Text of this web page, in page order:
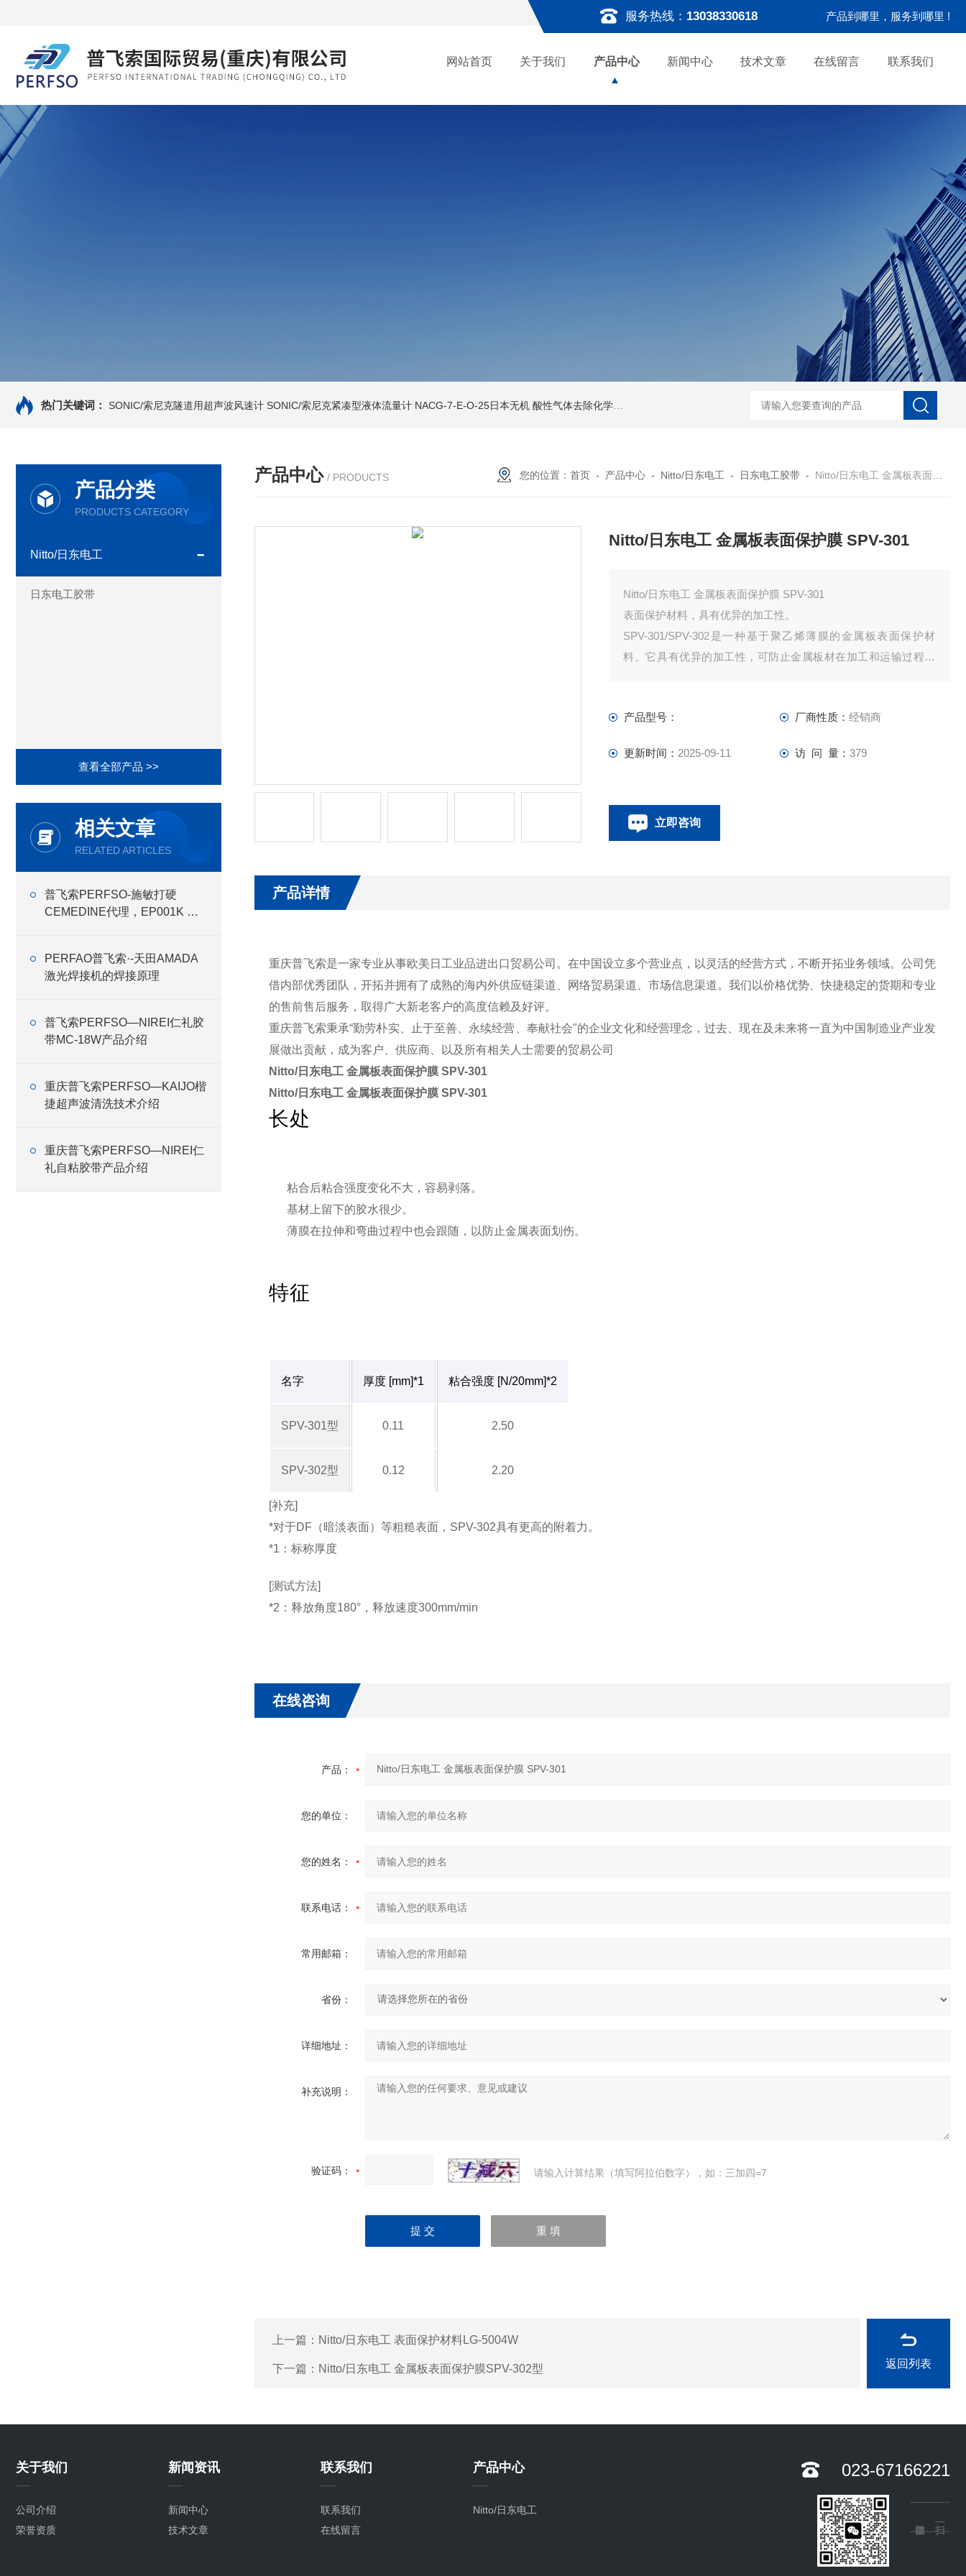
服务热线： 13038330618 产品到哪里，服务到哪里 !
网站首页 关于我们 产品中心 新闻中心 技术文章 在线留言 联系我们
热门关键词： SONIC/索尼克隧道用超声波风速计 SONIC/索尼克紧凑型液体流量计 NACG-7-E-O-25日本无机 酸性气体去除化学滤芯 NECS-7-E-B-25日本无机 酸性气体去除化学滤芯 NECS-7-E-A-25日本无
产品分类
PRODUCTS CATEGORY
Nitto/日东电工
日东电工胶带
查看全部产品 >>
相关文章
RELATED ARTICLES
普飞索PERFSO-施敏打硬
CEMEDINE代理，EP001K 胶
PERFAO普飞索·-天田AMADA
激光焊接机的焊接原理
普飞索PERFSO—NIREI仁礼胶
带MC-18W产品介绍
重庆普飞索PERFSO—KAIJO楷
捷超声波清洗技术介绍
重庆普飞索PERFSO—NIREI仁
礼自粘胶带产品介绍
产品中心 / PRODUCTS 您的位置：首页 - 产品中心 - Nitto/日东电工 - 日东电工胶带 - Nitto/日东电工 金属板表面保护膜 SPV-301
Nitto/日东电工 金属板表面保护膜 SPV-301
Nitto/日东电工 金属板表面保护膜 SPV-301
表面保护材料，具有优异的加工性。
SPV-301/SPV-302是一种基于聚乙烯薄膜的金属板表面保护材
料。它具有优异的加工性，可防止金属板材在加工和运输过程中
产品型号： 厂商性质： 经销商
更新时间： 2025-09-11 访 问 量： 379
立即咨询
产品详情
重庆普飞索是一家专业从事欧美日工业品进出口贸易公司。在中国设立多个营业点，以灵活的经营方式，不断开拓业务领域。公司凭
借内部优秀团队，开拓并拥有了成熟的海内外供应链渠道、网络贸易渠道、市场信息渠道。我们以价格优势、快捷稳定的货期和专业
的售前售后服务，取得广大新老客户的高度信赖及好评。
重庆普飞索秉承“勤劳朴实、止于至善、永续经营、奉献社会"的企业文化和经营理念，过去、现在及未来将一直为中国制造业产业发
展做出贡献，成为客户、供应商、以及所有相关人士需要的贸易公司
Nitto/日东电工 金属板表面保护膜 SPV-301
Nitto/日东电工 金属板表面保护膜 SPV-301
长处
粘合后粘合强度变化不大，容易剥落。
基材上留下的胶水很少。
薄膜在拉伸和弯曲过程中也会跟随，以防止金属表面划伤。
特征
名字 厚度 [mm]*1 粘合强度 [N/20mm]*2
SPV-301型 0.11 2.50
SPV-302型 0.12 2.20
[补充]
*对于DF（暗淡表面）等粗糙表面，SPV-302具有更高的附着力。
*1：标称厚度
[测试方法]
*2：释放角度180°，释放速度300mm/min
在线咨询
产品：
您的单位：
您的姓名：
联系电话：
常用邮箱：
省份：
详细地址：
补充说明：
验证码： 请输入计算结果（填写阿拉伯数字），如：三加四=7
上一篇： Nitto/日东电工 表面保护材料LG-5004W
下一篇： Nitto/日东电工 金属板表面保护膜SPV-302型 返回列表
关于我们
公司介绍
荣誉资质
新闻资讯
新闻中心
技术文章
联系我们
联系我们
在线留言
产品中心
Nitto/日东电工
023-67166221